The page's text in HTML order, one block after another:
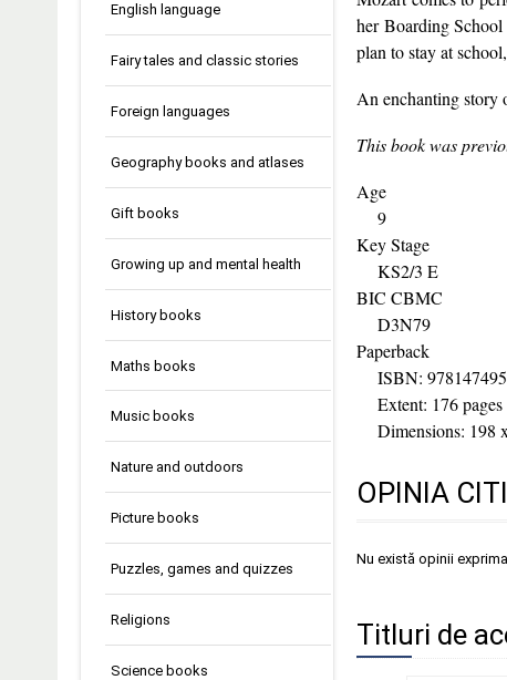
English language
Fairy tales and classic stories
Foreign languages
Geography books and atlases
Gift books
Growing up and mental health
History books
Maths books
Music books
Nature and outdoors
Picture books
Puzzles, games and quizzes
Religions
Science books
her Boarding
plan to stay at
An enchanting story
This book was
Age
9
Key Stage
KS2/3 E
BIC CBMC
D3N79
Paperback
ISBN:
Extent: 176 pages
Dimensions: 198
OPINIA
Nu există opinii
Titluri de